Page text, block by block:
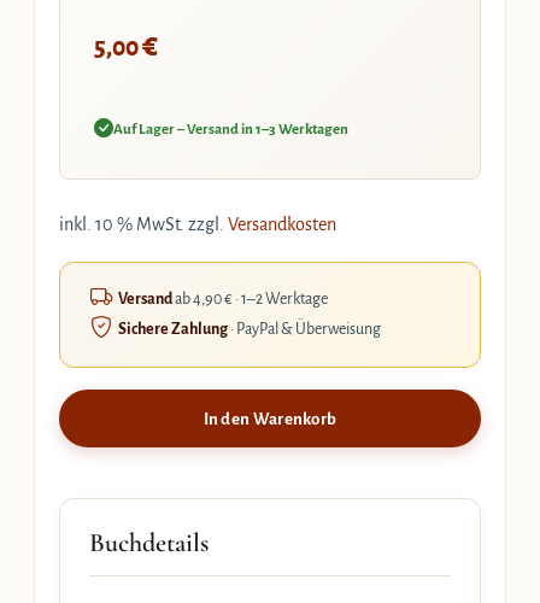
5,00€
Auf Lager – Versand in 1–3 Werktagen
inkl. 10 % MwSt. zzgl. Versandkosten
Versandab 4,90 € · 1–2 Werktage
Sichere Zahlung· PayPal & Überweisung
In den Warenkorb
Buchdetails